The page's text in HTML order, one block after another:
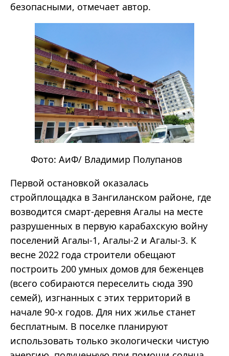
безопасными, отмечает автор.
Фото: АиФ/ Владимир Полупанов
Первой остановкой оказалась
стройплощадка в Зангиланском районе, где
возводится смарт-деревня Агалы на месте
разрушенных в первую карабахскую войну
поселений Агалы-1, Агалы-2 и Агалы-3. К
весне 2022 года строители обещают
построить 200 умных домов для беженцев
(всего собираются переселить сюда 390
семей), изгнанных с этих территорий в
начале 90-х годов. Для них жилье станет
бесплатным. В поселке планируют
использовать только экологически чистую